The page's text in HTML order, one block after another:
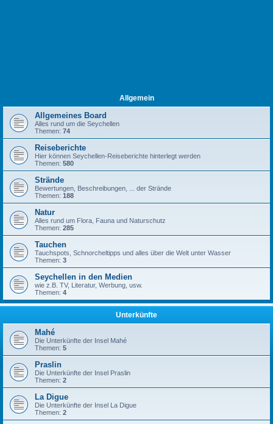
Allgemein
Allgemeines Board
Alles rund um die Seychellen
Themen: 74
Reiseberichte
Hier können Seychellen-Reiseberichte hinterlegt werden
Themen: 580
Strände
Bewertungen, Beschreibungen, ... der Strände
Themen: 188
Natur
Alles rund um Flora, Fauna und Naturschutz
Themen: 285
Tauchen
Tauchspots, Schnorcheltipps und alles über die Welt unter Wasser
Themen: 3
Seychellen in den Medien
wie z.B. TV, Literatur, Werbung, usw.
Themen: 4
Unterkünfte
Mahé
Die Unterkünfte der Insel Mahé
Themen: 5
Praslin
Die Unterkünfte der Insel Praslin
Themen: 2
La Digue
Die Unterkünfte der Insel La Digue
Themen: 2